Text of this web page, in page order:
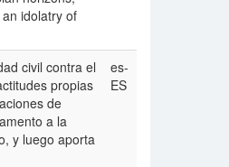
idolatry of
civil contra el
propias
de
a la
y luego aporta
es-
ES